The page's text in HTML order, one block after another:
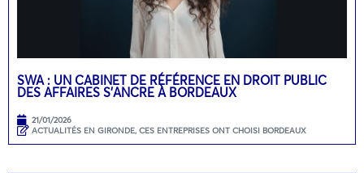
SWA : UN CABINET DE RÉFÉRENCE EN DROIT PUBLIC
DES AFFAIRES S’ANCRE À BORDEAUX
21/01/2026
ACTUALITÉS EN GIRONDE, CES ENTREPRISES ONT CHOISI BORDEAUX